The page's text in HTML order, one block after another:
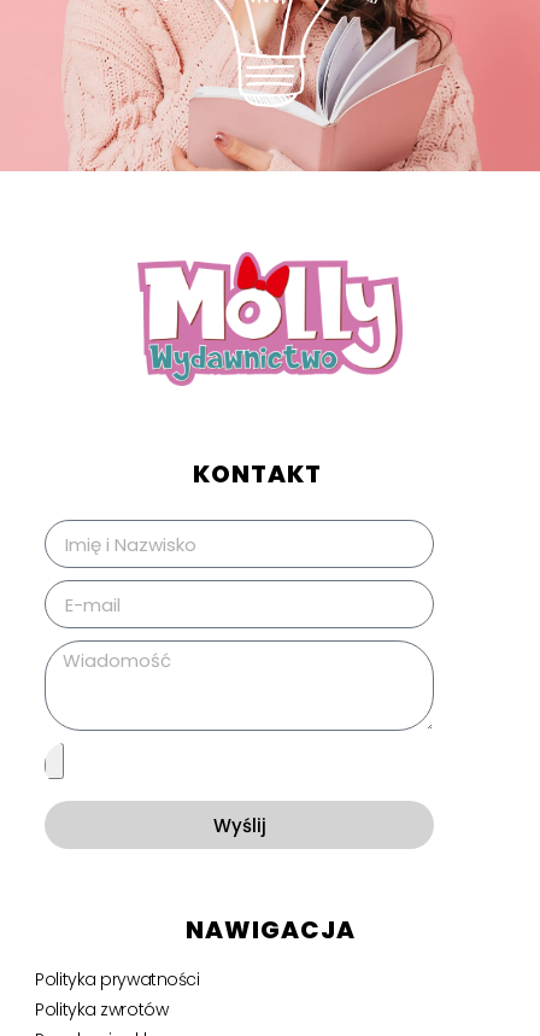
KONTAKT
Wyślij
NAWIGACJA
Polityka prywatności
Polityka zwrotów